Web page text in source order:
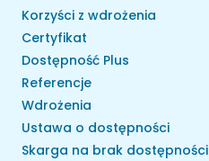
Korzyści z wdrożenia
Certyfikat
Dostępność Plus
Referencje
Wdrożenia
Ustawa o dostępności
Skarga na brak dostępności